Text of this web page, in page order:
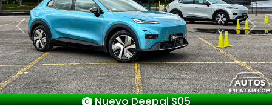
Nuevo Deepal S05
Previous Next